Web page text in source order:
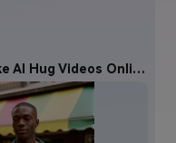
AI Hugging Trend: How to Make AI Hug Videos Online